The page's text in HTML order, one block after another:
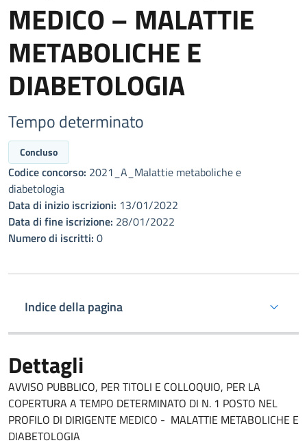
MEDICO – MALATTIE
METABOLICHE E
DIABETOLOGIA
Tempo determinato
Concluso
Codice concorso: 2021_A_Malattie metaboliche e
diabetologia
Data di inizio iscrizioni: 13/01/2022
Data di fine iscrizione: 28/01/2022
Numero di iscritti: 0
Indice della pagina
Dettagli
AVVISO PUBBLICO, PER TITOLI E COLLOQUIO, PER LA
COPERTURA A TEMPO DETERMINATO DI N. 1 POSTO NEL
PROFILO DI DIRIGENTE MEDICO - MALATTIE METABOLICHE E
DIABETOLOGIA